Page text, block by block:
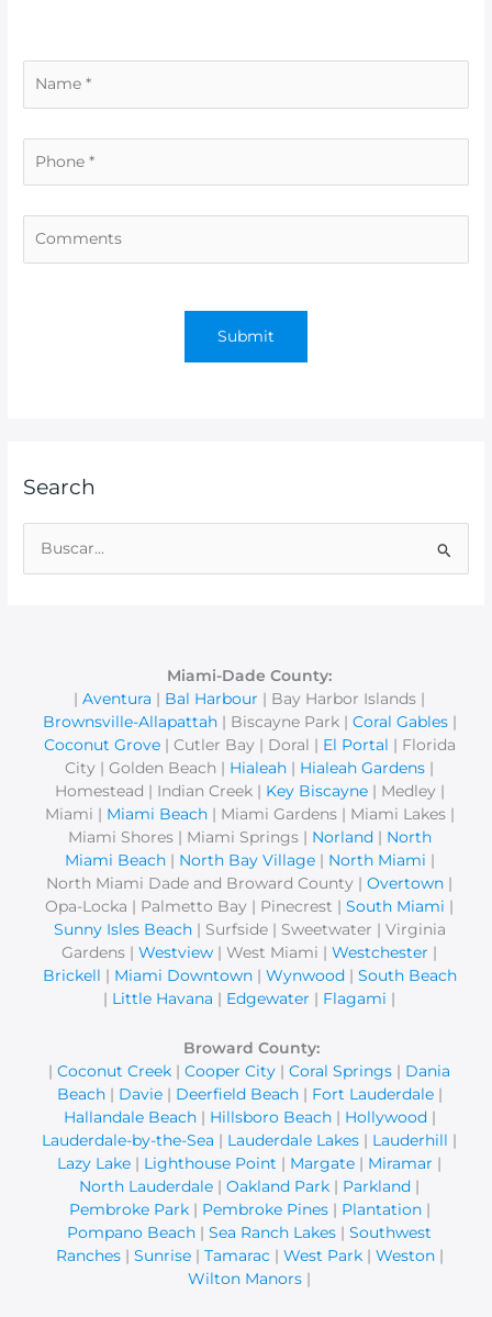
Search
Miami-Dade County:
| Aventura | Bal Harbour | Bay Harbor Islands |
Brownsville-Allapattah| Biscayne Park | Coral Gables|
Coconut Grove| Cutler Bay | Doral | El Portal | Florida
City | Golden Beach | Hialeah | Hialeah Gardens |
Homestead | Indian Creek | Key Biscayne| Medley |
Miami | Miami Beach| Miami Gardens | Miami Lakes |
Miami Shores | Miami Springs | Norland | North
Miami Beach| North Bay Village| North Miami |
North Miami Dade and Broward County | Overtown |
Opa-Locka | Palmetto Bay | Pinecrest | South Miami |
Sunny Isles Beach| Surfside | Sweetwater | Virginia
Gardens | Westview | West Miami | Westchester |
Brickell | Miami Downtown| Wynwood | South Beach
| Little Havana | Edgewater | Flagami |
Broward County:
| Coconut Creek | Cooper City | Coral Springs | Dania
Beach| Davie| Deerfield Beach| Fort Lauderdale|
Hallandale Beach| Hillsboro Beach| Hollywood |
Lauderdale-by-the-Sea | Lauderdale Lakes | Lauderhill |
Lazy Lake | Lighthouse Point | Margate | Miramar |
North Lauderdale | Oakland Park | Parkland |
Pembroke Park| Pembroke Pines| Plantation|
Pompano Beach | Sea Ranch Lakes | Southwest
Ranches| Sunrise| Tamarac| West Park| Weston|
Wilton Manors |